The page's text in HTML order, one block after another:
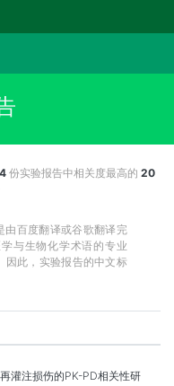
份实验报告中相关度最高的 20
百度翻译或谷歌翻译完
与生物化学术语的专业
因此，实验报告的中文标
灌注损伤的PK-PD相关性研